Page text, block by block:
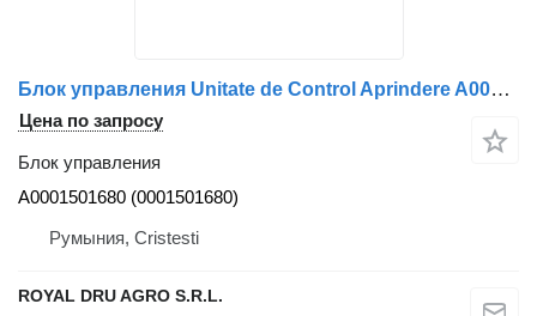
Блок управления Unitate de Control Aprindere A0001501680 для грузовика Mercedes-Benz A0001501680
Цена по запросу
Блок управления
A0001501680 (0001501680)
Румыния, Cristesti
ROYAL DRU AGRO S.R.L.